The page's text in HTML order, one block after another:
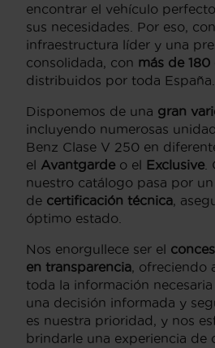
encontrar el vehículo
sus necesidades. Por eso,
infraestructura líder y una
consolidada, con más de 180
distribuidos por toda España.
Disponemos de una gran
incluyendo numerosas
Benz Clase V 250 en
el Avantgarde o el Exclusive
nuestro catálogo pasa por
de certificación técnica,
óptimo estado.
Nos enorgullece ser el
en transparencia, ofreciendo
toda la información
una decisión informada y
es nuestra prioridad, y nos
brindarle una experiencia de